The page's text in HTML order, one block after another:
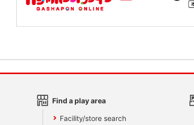
Find a play area
Facility/store search